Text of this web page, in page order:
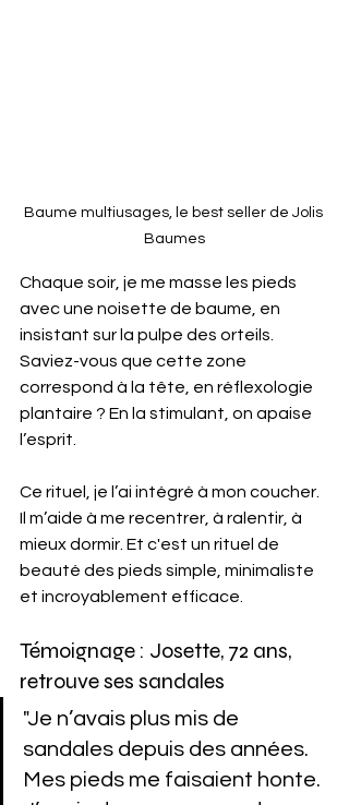
Baume multiusages, le best seller de Jolis
Baumes
Chaque soir, je me masse les pieds
avec une noisette de baume, en
insistant sur la pulpe des orteils.
Saviez-vous que cette zone
correspond à la tête, en réflexologie
plantaire ? En la stimulant, on apaise
l’esprit.
Ce rituel, je l’ai intégré à mon coucher.
Il m’aide à me recentrer, à ralentir, à
mieux dormir. Et c'est un rituel de
beauté des pieds simple, minimaliste
et incroyablement efficace.
Témoignage : Josette, 72 ans,
retrouve ses sandales
"Je n’avais plus mis de
sandales depuis des années.
Mes pieds me faisaient honte.